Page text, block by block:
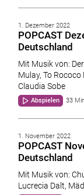
1. Dezember 2022
POPCAST
Deutschland
Mit Musik von:
Mulay, To
Claudia Sobe
Abspielen 33
1. November 2022
POPCAST
Deutschland
Mit Musik von:
Lucrecia Dalt,